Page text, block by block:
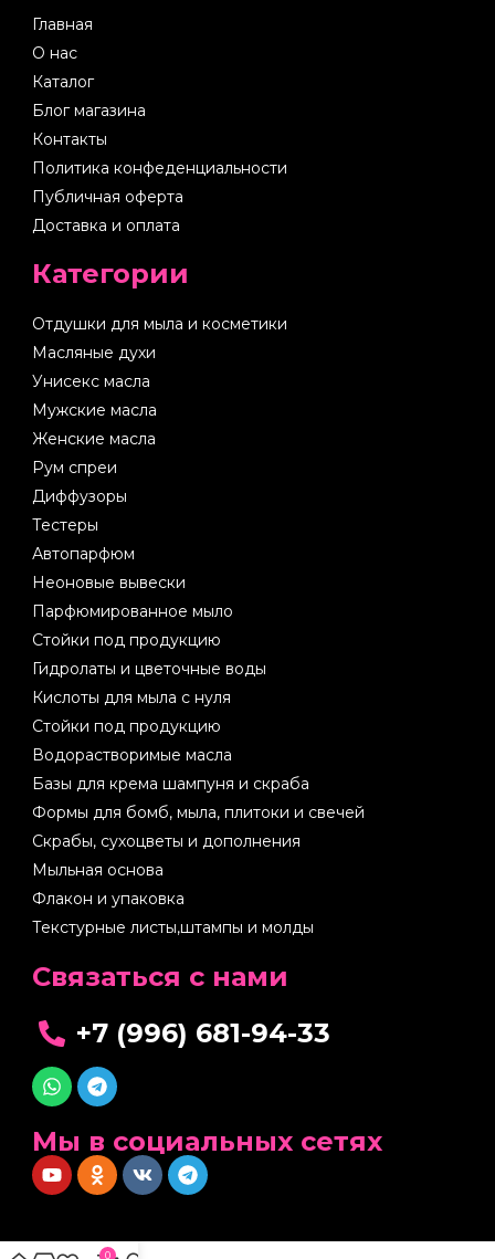
Главная
О нас
Каталог
Блог магазина
Контакты
Политика конфеденциальности
Публичная оферта
Доставка и оплата
Категории
Отдушки для мыла и косметики
Масляные духи
Унисекс масла
Мужские масла
Женские масла
Рум спреи
Диффузоры
Тестеры
Автопарфюм
Неоновые вывески
Парфюмированное мыло
Стойки под продукцию
Гидролаты и цветочные воды
Кислоты для мыла с нуля
Стойки под продукцию
Водорастворимые масла
Базы для крема шампуня и скраба
Формы для бомб, мыла, плитоки и свечей
Скрабы, сухоцветы и дополнения
Мыльная основа
Флакон и упаковка
Текстурные листы,штампы и молды
Cвязаться с нами
+7 (996) 681-94-33
Мы в социальных сетях
0